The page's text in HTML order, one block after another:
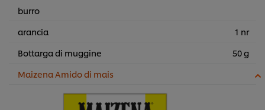
burro
arancia
1 nr
Bottarga di muggine
50 g
Maizena Amido di mais